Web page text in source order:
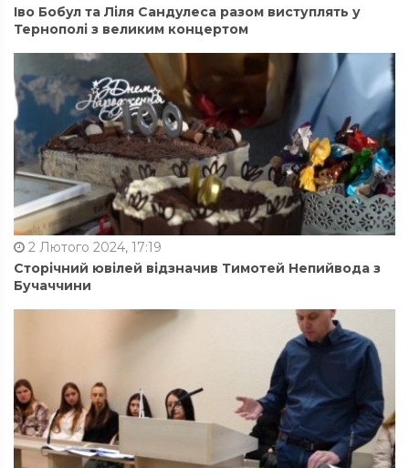
Іво Бобул та Ліля Сандулеса разом виступлять у
Тернополі з великим концертом
2 Лютого 2024, 17:19
Сторічний ювілей відзначив Тимотей Непийвода з
Бучаччини